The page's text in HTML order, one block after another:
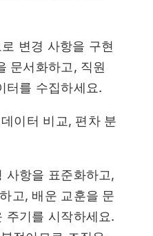
변경 사항을 구현
문서화하고, 직원
터를 수집하세요.
이터 비교, 편차 분
사항을 표준화하고,
고, 배운 교훈을 문
주기를 시작하세요.